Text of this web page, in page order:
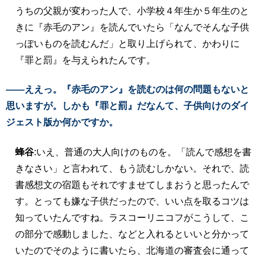
うちの父親が変わった人で、小学校４年生か５年生のと
きに『赤毛のアン』を読んでいたら「なんでそんな子供
っぽいものを読むんだ」と取り上げられて、かわりに
『罪と罰』を与えられたんです。
――ええっ。『赤毛のアン』を読むのは何の問題もないと
思いますが。しかも『罪と罰』だなんて、子供向けのダイ
ジェスト版か何かですか。
蜂谷:いえ、普通の大人向けのものを。「読んで感想を書
きなさい」と言われて、もう読むしかない。それで、読
書感想文の宿題もそれですませてしまおうと思ったんで
す。とっても嫌な子供だったので、いい点を取るコツは
知っていたんですね。ラスコーリニコフがこうして、こ
の部分で感動しました、などと入れるといいと分かって
いたのでそのように書いたら、北海道の審査会に通って